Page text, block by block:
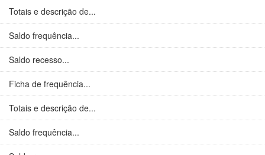
Totais e descrição de...
Saldo frequência...
Saldo recesso...
Ficha de frequência...
Totais e descrição de...
Saldo frequência...